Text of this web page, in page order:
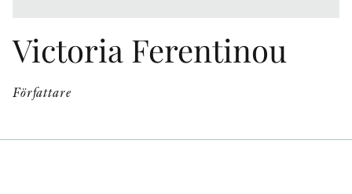
Victoria Ferentinou
Författare